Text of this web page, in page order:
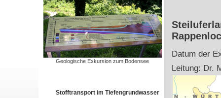
Geologische Exkursion zum Bodensee
Stofftransport im Tiefengrundwasser
Datum der
Leitung: Dr.